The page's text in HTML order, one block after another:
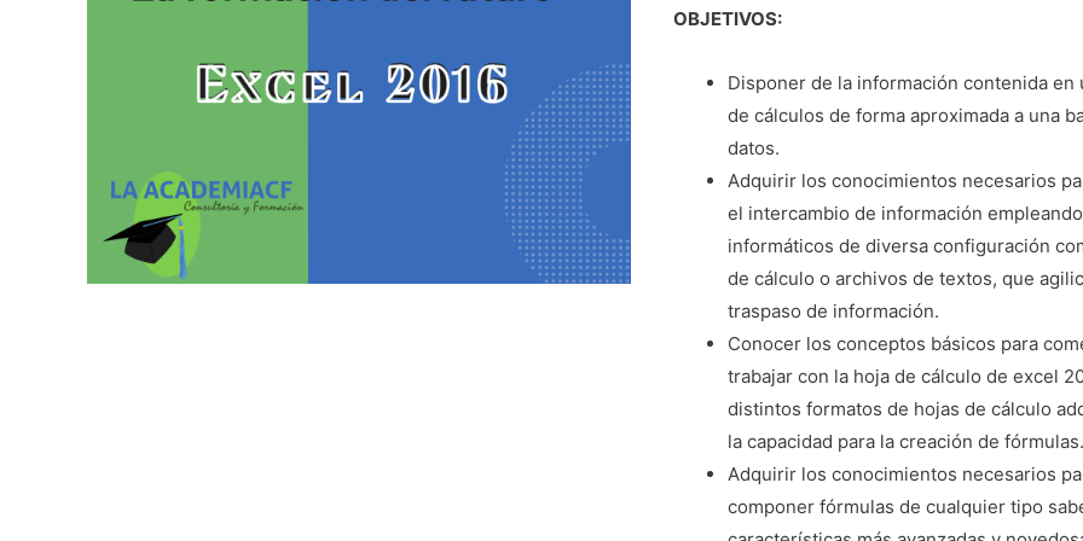
OBJETIVOS:
Disponer de la información contenida en
de cálculos de forma aproximada a una
datos.
Adquirir los conocimientos necesarios
el intercambio de información
informáticos de diversa configuración
de cálculo o archivos de textos, que
traspaso de información.
Conocer los conceptos básicos para
trabajar con la hoja de cálculo de excel
distintos formatos de hojas de cálculo
la capacidad para la creación de
Adquirir los conocimientos necesarios
componer fórmulas de cualquier tipo